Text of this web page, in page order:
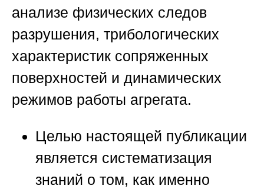
анализе физических следов
разрушения, трибологических
характеристик сопряженных
поверхностей и динамических
режимов работы агрегата.
Целью настоящей публикации
является систематизация
знаний о том, как именно